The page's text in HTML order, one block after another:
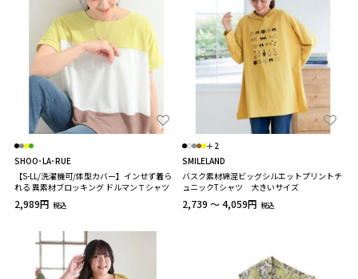
SHOO･LA･RUE
【S-LL/洗濯機可/体型カバー】インせず着ら
れる 異素材ブロッキング ドルマンＴシャツ
2,989円 税込
＋2
SMILELAND
バスク素材綿混ビッグシルエットプリントチ
ュニックTシャツ 大きいサイズ
2,739 ～ 4,059円 税込